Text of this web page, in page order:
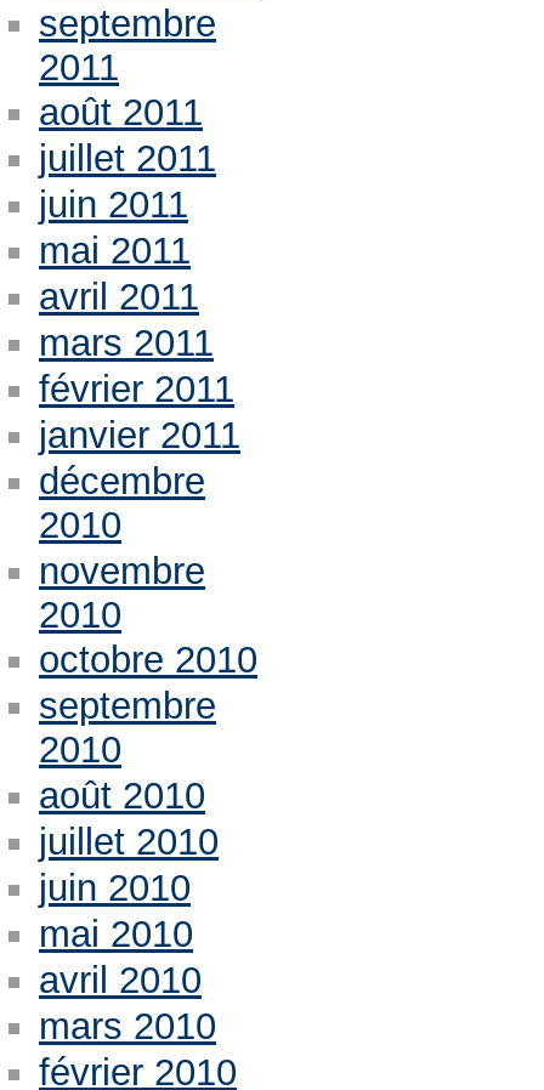
septembre
2011
août 2011
juillet 2011
juin 2011
mai 2011
avril 2011
mars 2011
février 2011
janvier 2011
décembre
2010
novembre
2010
octobre 2010
septembre
2010
août 2010
juillet 2010
juin 2010
mai 2010
avril 2010
mars 2010
février 2010